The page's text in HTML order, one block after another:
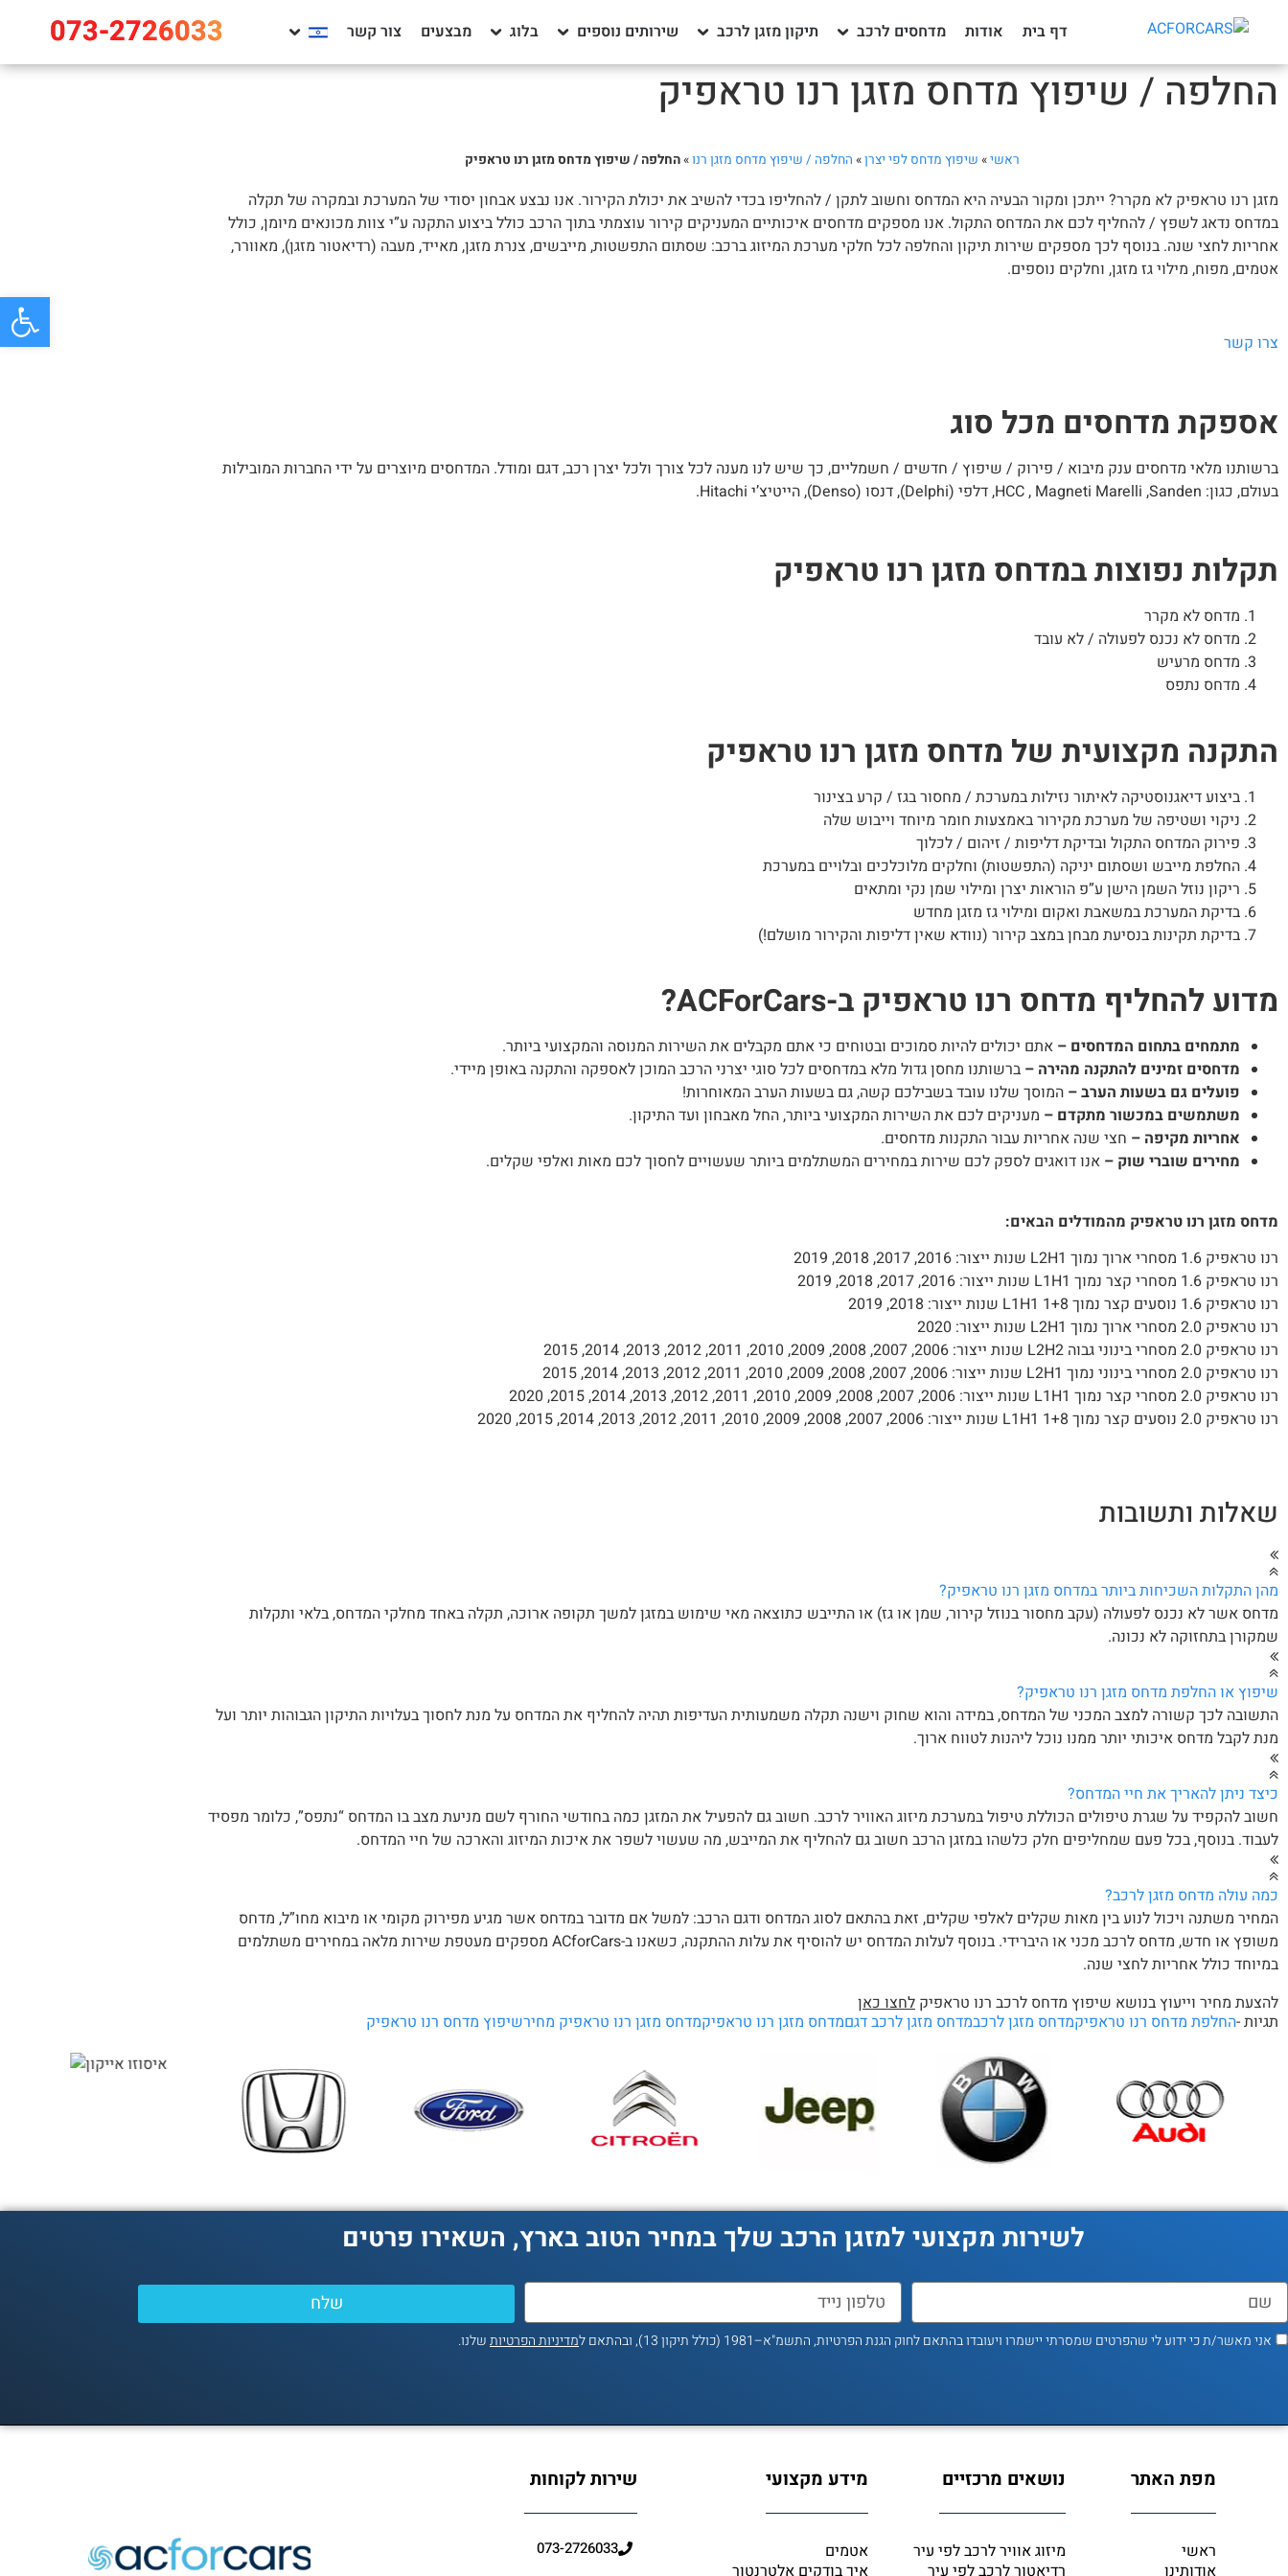
דף בית אודות מדחסים לרכב תיקון מזגן לרכב שירותים נוספים בלוג מבצעים צור קשר 073-2726033
החלפה / שיפוץ מדחס מזגן רנו טראפיק
ראשי» שיפוץ מדחס לפי יצרן» החלפה / שיפוץ מדחס מזגן רנו»החלפה / שיפוץ מדחס מזגן רנו טראפיק
מזגן רנו טראפיק לא מקרר? ייתכן ומקור הבעיה היא המדחס וחשוב לתקן / להחליפו בכדי להשיב את יכולת הקירור. אנו נבצע אבחון יסודי של המערכת ובמקרה של תקלה
במדחס נדאג לשפץ / להחליף לכם את המדחס התקול. אנו מספקים מדחסים איכותיים המעניקים קירור עוצמתי בתוך הרכב כולל ביצוע התקנה ע”י צוות מכונאים מיומן, כולל
אחריות לחצי שנה. בנוסף לכך מספקים שירות תיקון והחלפה לכל חלקי מערכת המיזוג ברכב: שסתום התפשטות, מייבשים, צנרת מזגן, מאייד, מעבה (רדיאטור מזגן), מאוורר,
אטמים, מפוח, מילוי גז מזגן, וחלקים נוספים.
צרו קשר
אספקת מדחסים מכל סוג
ברשותנו מלאי מדחסים ענק מיבוא / פירוק / שיפוץ / חדשים / חשמליים, כך שיש לנו מענה לכל צורך ולכל יצרן רכב, דגם ומודל. המדחסים מיוצרים על ידי החברות המובילות
בעולם, כגון: HCC , Magneti Marelli ,Sanden, דלפי (Delphi), דנסו (Denso), הייטיצ’י Hitachi.
תקלות נפוצות במדחס מזגן רנו טראפיק
מדחס לא מקרר
מדחס לא נכנס לפעולה / לא עובד
מדחס מרעיש
מדחס נתפס
התקנה מקצועית של מדחס מזגן רנו טראפיק
ביצוע דיאגנוסטיקה לאיתור נזילות במערכת / מחסור בגז / קרע בצינור
ניקוי ושטיפה של מערכת מקירור באמצעות חומר מיוחד וייבוש שלה
פירוק המדחס התקול ובדיקת דליפות / זיהום / לכלוך
החלפת מייבש ושסתום יניקה (התפשטות) וחלקים מלוכלכים ובלויים במערכת
ריקון נוזל השמן הישן ע”פ הוראות יצרן ומילוי שמן נקי ומתאים
בדיקת המערכת במשאבת ואקום ומילוי גז מזגן מחדש
בדיקת תקינות בנסיעת מבחן במצב קירור (נוודא שאין דליפות והקירור מושלם!)
מדוע להחליף מדחס רנו טראפיק ב-ACForCars?
מתמחים בתחום המדחסים – אתם יכולים להיות סמוכים ובטוחים כי אתם מקבלים את השירות המנוסה והמקצועי ביותר.
מדחסים זמינים להתקנה מהירה – ברשותנו מחסן גדול מלא במדחסים לכל סוגי יצרני הרכב המוכן לאספקה והתקנה באופן מיידי.
פועלים גם בשעות הערב – המוסך שלנו עובד בשבילכם קשה, גם בשעות הערב המאוחרות!
משתמשים במכשור מתקדם – מעניקים לכם את השירות המקצועי ביותר, החל מאבחון ועד התיקון.
אחריות מקיפה – חצי שנה אחריות עבור התקנות מדחסים.
מחירים שוברי שוק – אנו דואגים לספק לכם שירות במחירים המשתלמים ביותר שעשויים לחסוך לכם מאות ואלפי שקלים.
מדחס מזגן רנו טראפיק מהמודלים הבאים:
רנו טראפיק 1.6 מסחרי ארוך נמוך L2H1 שנות ייצור: 2016, 2017, 2018, 2019
רנו טראפיק 1.6 מסחרי קצר נמוך L1H1 שנות ייצור: 2016, 2017, 2018, 2019
רנו טראפיק 1.6 נוסעים קצר נמוך L1H1 1+8 שנות ייצור: 2018, 2019
רנו טראפיק 2.0 מסחרי ארוך נמוך L2H1 שנות ייצור: 2020
רנו טראפיק 2.0 מסחרי בינוני גבוה L2H2 שנות ייצור: 2006, 2007, 2008, 2009, 2010, 2011, 2012, 2013, 2014, 2015
רנו טראפיק 2.0 מסחרי בינוני נמוך L2H1 שנות ייצור: 2006, 2007, 2008, 2009, 2010, 2011, 2012, 2013, 2014, 2015
רנו טראפיק 2.0 מסחרי קצר נמוך L1H1 שנות ייצור: 2006, 2007, 2008, 2009, 2010, 2011, 2012, 2013, 2014, 2015, 2020
רנו טראפיק 2.0 נוסעים קצר נמוך L1H1 1+8 שנות ייצור: 2006, 2007, 2008, 2009, 2010, 2011, 2012, 2013, 2014, 2015, 2020
שאלות ותשובות
מהן התקלות השכיחות ביותר במדחס מזגן רנו טראפיק?
מדחס אשר לא נכנס לפעולה (עקב מחסור בנוזל קירור, שמן או גז) או התייבש כתוצאה מאי שימוש במזגן למשך תקופה ארוכה, תקלה באחד מחלקי המדחס, בלאי ותקלות
שמקורן בתחזוקה לא נכונה.
שיפוץ או החלפת מדחס מזגן רנו טראפיק?
התשובה לכך קשורה למצב המכני של המדחס, במידה והוא שחוק וישנה תקלה משמעותית העדיפות תהיה להחליף את המדחס על מנת לחסוך בעלויות התיקון הגבוהות יותר ועל
מנת לקבל מדחס איכותי יותר ממנו נוכל ליהנות לטווח ארוך.
כיצד ניתן להאריך את חיי המדחס?
חשוב להקפיד על שגרת טיפולים הכוללת טיפול במערכת מיזוג האוויר לרכב. חשוב גם להפעיל את המזגן כמה בחודשי החורף לשם מניעת מצב בו המדחס “נתפס”, כלומר מפסיד
לעבוד. בנוסף, בכל פעם שמחליפים חלק כלשהו במזגן הרכב חשוב גם להחליף את המייבש, מה שעשוי לשפר את איכות המיזוג והארכה של חיי המדחס.
כמה עולה מדחס מזגן לרכב?
המחיר משתנה ויכול לנוע בין מאות שקלים לאלפי שקלים, זאת בהתאם לסוג המדחס ודגם הרכב: למשל אם מדובר במדחס אשר מגיע מפירוק מקומי או מיבוא מחו”ל, מדחס
משופץ או חדש, מדחס לרכב מכני או היברידי. בנוסף לעלות המדחס יש להוסיף את עלות ההתקנה, כשאנו ב-ACforCars מספקים מעטפת שירות מלאה במחירים משתלמים
במיוחד כולל אחריות לחצי שנה.
להצעת מחיר וייעוץ בנושא שיפוץ מדחס לרכב רנו טראפיק לחצו כאן
תגיות -החלפת מדחס רנו טראפיקמדחס מזגן לרכבמדחס מזגן לרכב דגםמדחס מזגן רנו טראפיקמדחס מזגן רנו טראפיק מחירשיפוץ מדחס רנו טראפיק
לשירות מקצועי למזגן הרכב שלך במחיר הטוב בארץ, השאירו פרטים
אני מאשר/ת כי ידוע לי שהפרטים שמסרתי יישמרו ויעובדו בהתאם לחוק הגנת הפרטיות, התשמ"א–1981 (כולל תיקון 13), ובהתאם ל מדיניות הפרטיותשלנו.
שלח
מפת האתר
ראשי
אודותינו
נושאים מרכזיים
מיזוג אוויר לרכב לפי עיר
רדיאטור לרכב לפי עיר
מידע מקצועי
אטמים
איך בודקים אלטרנטור
שירות לקוחות
073-2726033